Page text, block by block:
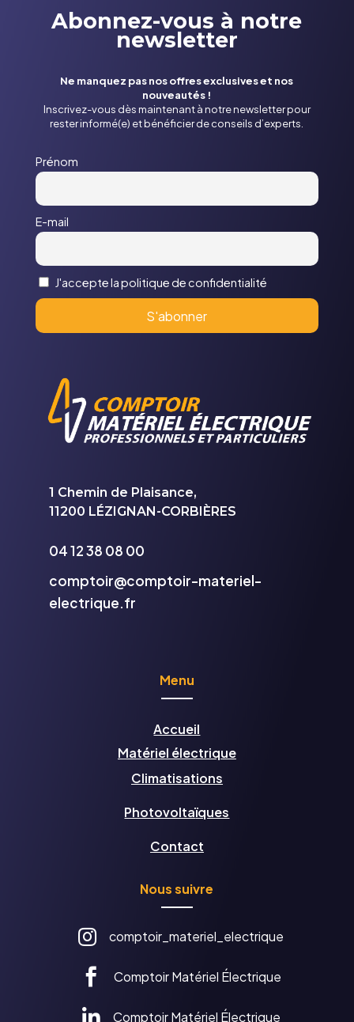
Abonnez-vous à notre
newsletter
Ne manquez pas nos offres exclusives et nos
nouveautés !
Inscrivez-vous dès maintenant à notre newsletter pour
rester informé(e) et bénéficier de conseils d’experts.
Prénom
E-mail
J'accepte la politique de confidentialité
1 Chemin de Plaisance,
11200 LÉZIGNAN-CORBIÈRES
04 12 38 08 00
comptoir@comptoir-materiel-
electrique.fr
Menu
Accueil
Matériel électrique
Climatisations
Photovoltaïques
Contact
Nous suivre
 comptoir_materiel_electrique
 Comptoir Matériel Électrique
 Comptoir Matériel Électrique